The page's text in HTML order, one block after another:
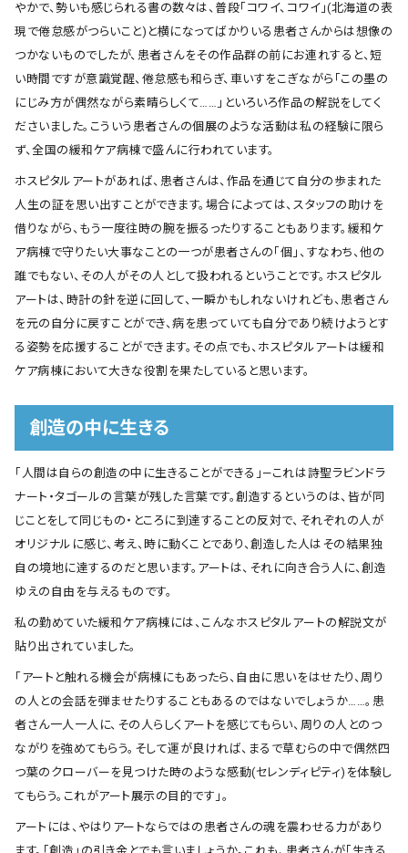
やかで、勢いも感じられる書の数々は、普段｢コワイ、コワイ｣(北海道の表
現で倦怠感がつらいこと)と横になってばかりいる患者さんからは想像の
つかないものでしたが、患者さんをその作品群の前にお連れすると、短
い時間ですが意識覚醒、倦怠感も和らぎ、車いすをこぎながら｢この墨の
にじみ方が偶然ながら素晴らしくて……｣といろいろ作品の解説をしてく
ださいました。こういう患者さんの個展のような活動は私の経験に限ら
ず、全国の緩和ケア病棟で盛んに行われています。
ホスピタルアートがあれば、患者さんは、作品を通じて自分の歩まれた
人生の証を思い出すことができます。場合によっては、スタッフの助けを
借りながら、もう一度往時の腕を振るったりすることもあります。緩和ケ
ア病棟で守りたい大事なことの一つが患者さんの｢個｣、すなわち、他の
誰でもない、その人がその人として扱われるということです。ホスピタル
アートは、時計の針を逆に回して、一瞬かもしれないけれども、患者さん
を元の自分に戻すことができ、病を患っていても自分であり続けようとす
る姿勢を応援することができます。その点でも、ホスピタルアートは緩和
ケア病棟において大きな役割を果たしていると思います。
創造の中に生きる
｢人間は自らの創造の中に生きることができる」―これは詩聖ラビンドラ
ナート・タゴールの言葉が残した言葉です。創造するというのは、皆が同
じことをして同じもの・ところに到達することの反対で、それぞれの人が
オリジナルに感じ、考え、時に動くことであり、創造した人はその結果独
自の境地に達するのだと思います。アートは、それに向き合う人に、創造
ゆえの自由を与えるものです。
私の勤めていた緩和ケア病棟には、こんなホスピタルアートの解説文が
貼り出されていました。
「アートと触れる機会が病棟にもあったら、自由に思いをはせたり、周り
の人との会話を弾ませたりすることもあるのではないでしょうか……。患
者さん一人一人に、その人らしくアートを感じてもらい、周りの人とのつ
ながりを強めてもらう。そして運が良ければ、まるで草むらの中で偶然四
つ葉のクローバーを見つけた時のような感動(セレンディピティ)を体験し
てもらう。これがアート展示の目的です」。
アートには、やはりアートならではの患者さんの魂を震わせる力があり